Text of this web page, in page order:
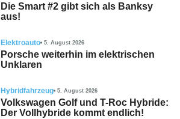
Die Smart #2 gibt sich als Banksy
aus!
Elektroauto 5. August 2026
Porsche weiterhin im elektrischen
Unklaren
Hybridfahrzeug 5. August 2026
Volkswagen Golf und T-Roc Hybride:
Der Vollhybride kommt endlich!